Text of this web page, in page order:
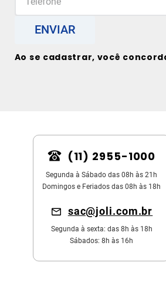
ENVIAR
Ao se cadastrar, você
(11) 2955-1000
Segunda à Sábado das 08h às 21h
Domingos e Feriados das 08h às 18h
sac@joli.com.br
Segunda à sexta: das 8h às 18h
Sábados: 8h às 16h